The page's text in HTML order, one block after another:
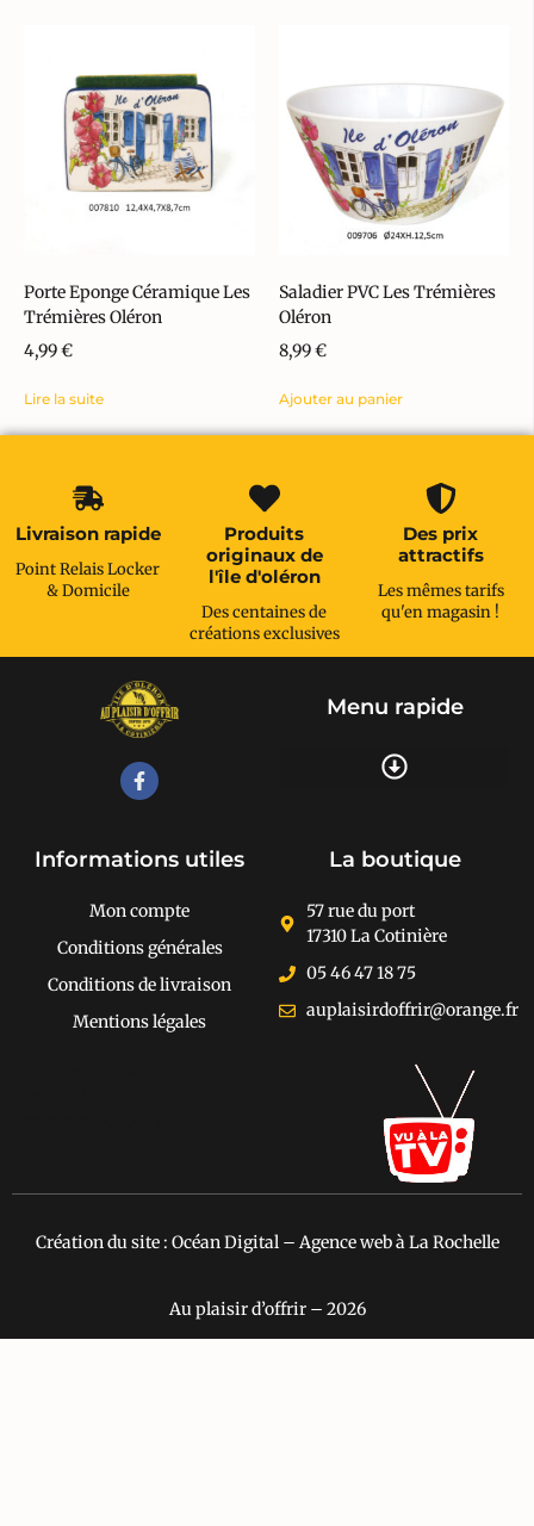
Porte Eponge Céramique Les
Trémières Oléron
4,99€
Lire la suite
Saladier PVC Les Trémières
Oléron
8,99€
Ajouter au panier
Livraison rapide
Point Relais Locker
& Domicile
Produits
originaux de
l'île d'oléron
Des centaines de
créations exclusives
Des prix
attractifs
Les mêmes tarifs
qu'en magasin !
Menu rapide
Informations utiles
Mon compte
Conditions générales
Conditions de livraison
Mentions légales
La boutique
57 rue du port
17310 La Cotinière
05 46 47 18 75
auplaisirdoffrir@orange.fr
Création du site : Océan Digital – Agence web à La Rochelle
Au plaisir d’offrir – 2026